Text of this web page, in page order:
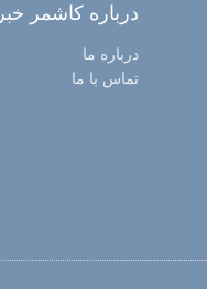
درباره کاشمر خبر
درباره ما
تماس با ما